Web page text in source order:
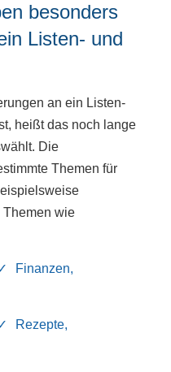
besonders
Listen- und
an ein Listen-
heißt das noch lange
Die
Themen für
Themen wie
Finanzen,
Rezepte,